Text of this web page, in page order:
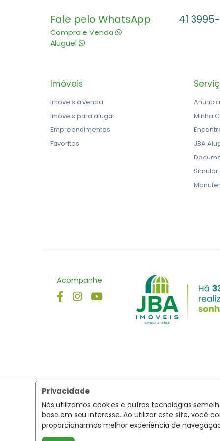
Privacidade
Nós utilizamos cookies e outras tecnologias
base em seu interesse. Ao utilizar este site, você
proporcionarmos melhor experiência de
Fale pelo WhatsApp
Compra e Venda
Aluguel
41
Imóveis
Imóveis à venda
Imóveis para alugar
Empreendimentos
Favoritos
Minha
JBA
Acompanhe